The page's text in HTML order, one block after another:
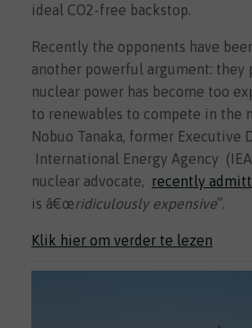
ideal CO2-free backstop.
Recently the opponents have
another powerful argument: they
nuclear power has become too
to renewables to compete in the
Nobuo Tanaka, former Executive
International Energy Agency
nuclear advocate, recently
is â€œridiculously expensive“.
Klik hier om verder te lezen